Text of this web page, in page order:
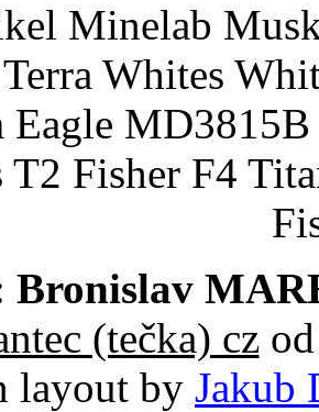
Minelab
Whites
Eagle
T2 Fisher F4
Bronislav
(tečka) czod
layout by Jakub